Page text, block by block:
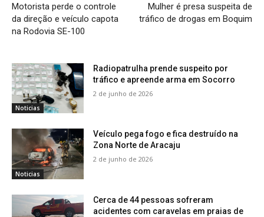
Motorista perde o controle
da direção e veículo capota
na Rodovia SE-100
Mulher é presa suspeita de
tráfico de drogas em Boquim
Noticias
Radiopatrulha prende suspeito por
tráfico e apreende arma em Socorro
2 de junho de 2026
Noticias
Veículo pega fogo e fica destruído na
Zona Norte de Aracaju
2 de junho de 2026
Cerca de 44 pessoas sofreram
acidentes com caravelas em praias de